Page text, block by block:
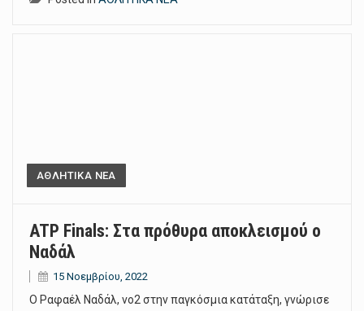
ΑΘΛΗΤΙΚΑ ΝΕΑ
ATP Finals: Στα πρόθυρα αποκλεισμού ο
Ναδάλ
15 Νοεμβρίου, 2022
Ο Ραφαέλ Ναδάλ, νο2 στην παγκόσμια κατάταξη, γνώρισε